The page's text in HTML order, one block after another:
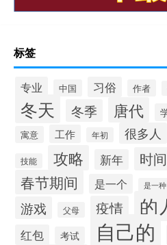
标签
专业 中国 习俗 作者
冬天 冬季 唐代
寓意 工作 年初 很多人
技能 攻略 新年 时间
春节期间 是一个 是一种
游戏 父母 疫情 的
红包 考试 自己的